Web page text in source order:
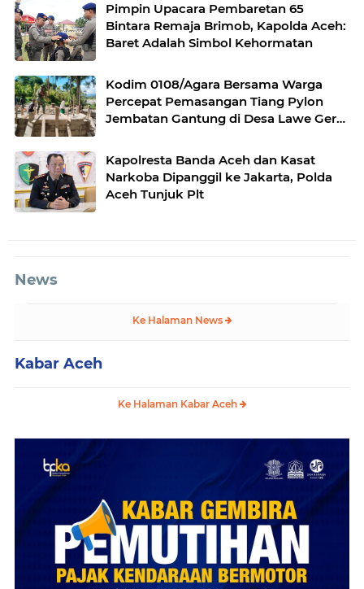
Pimpin Upacara Pembaretan 65
Bintara Remaja Brimob, Kapolda Aceh:
Baret Adalah Simbol Kehormatan
Kodim 0108/Agara Bersama Warga
Percepat Pemasangan Tiang Pylon
Jembatan Gantung di Desa Lawe Ger-
Kapolresta Banda Aceh dan Kasat
Narkoba Dipanggil ke Jakarta, Polda
Aceh Tunjuk Plt
News
Ke Halaman News
Kabar Aceh
Ke Halaman Kabar Aceh